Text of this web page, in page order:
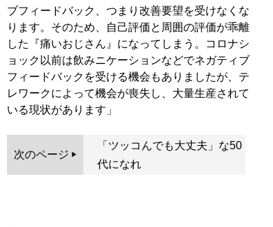
ブフィードバック、つまり改善要望を受けなくな
ります。そのため、自己評価と周囲の評価が乖離
した『痛いおじさん』になってしまう。コロナシ
ョック以前は飲みニケーションなどでネガティブ
フィードバックを受ける機会もありましたが、テ
レワークによって機会が喪失し、大量生産されて
いる現状があります」
次のページ
「ツッコんでも大丈夫」な50
代になれ